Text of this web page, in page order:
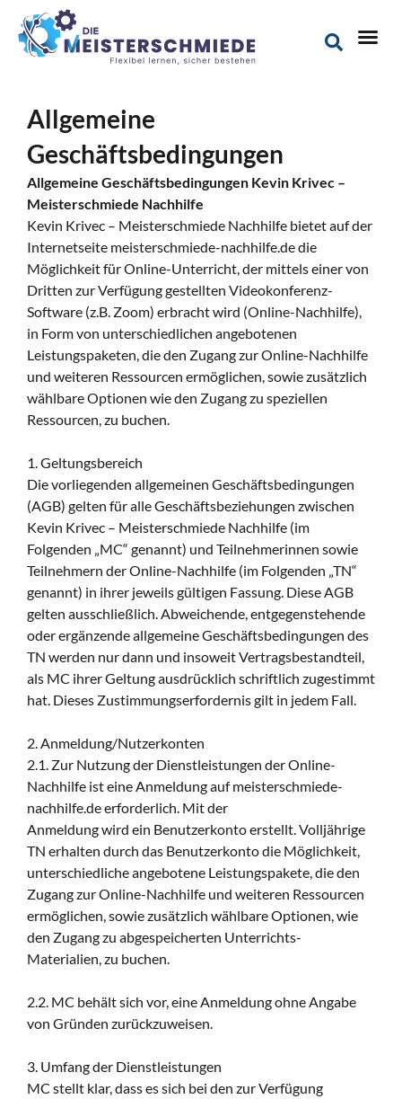
Allgemeine
Geschäftsbedingungen
Allgemeine Geschäftsbedingungen Kevin Krivec –
Meisterschmiede Nachhilfe
Kevin Krivec – Meisterschmiede Nachhilfe bietet auf der
Internetseite meisterschmiede-nachhilfe.de die
Möglichkeit für Online-Unterricht, der mittels einer von
Dritten zur Verfügung gestellten Videokonferenz-
Software (z.B. Zoom) erbracht wird (Online-Nachhilfe),
in Form von unterschiedlichen angebotenen
Leistungspaketen, die den Zugang zur Online-Nachhilfe
und weiteren Ressourcen ermöglichen, sowie zusätzlich
wählbare Optionen wie den Zugang zu speziellen
Ressourcen, zu buchen.
1. Geltungsbereich
Die vorliegenden allgemeinen Geschäftsbedingungen
(AGB) gelten für alle Geschäftsbeziehungen zwischen
Kevin Krivec – Meisterschmiede Nachhilfe (im
Folgenden „MC“ genannt) und Teilnehmerinnen sowie
Teilnehmern der Online-Nachhilfe (im Folgenden „TN“
genannt) in ihrer jeweils gültigen Fassung. Diese AGB
gelten ausschließlich. Abweichende, entgegenstehende
oder ergänzende allgemeine Geschäftsbedingungen des
TN werden nur dann und insoweit Vertragsbestandteil,
als MC ihrer Geltung ausdrücklich schriftlich zugestimmt
hat. Dieses Zustimmungserfordernis gilt in jedem Fall.
2. Anmeldung/Nutzerkonten
2.1. Zur Nutzung der Dienstleistungen der Online-
Nachhilfe ist eine Anmeldung auf meisterschmiede-
nachhilfe.de erforderlich. Mit der
Anmeldung wird ein Benutzerkonto erstellt. Volljährige
TN erhalten durch das Benutzerkonto die Möglichkeit,
unterschiedliche angebotene Leistungspakete, die den
Zugang zur Online-Nachhilfe und weiteren Ressourcen
ermöglichen, sowie zusätzlich wählbare Optionen, wie
den Zugang zu abgespeicherten Unterrichts-
Materialien, zu buchen.
2.2. MC behält sich vor, eine Anmeldung ohne Angabe
von Gründen zurückzuweisen.
3. Umfang der Dienstleistungen
MC stellt klar, dass es sich bei den zur Verfügung